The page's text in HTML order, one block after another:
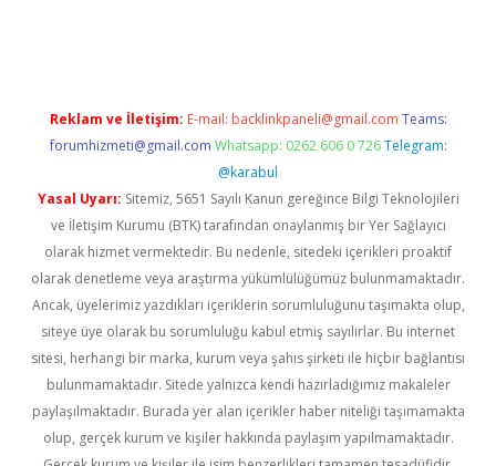
Reklam ve İletişim: E-mail: backlinkpaneli@gmail.com Teams:
forumhizmeti@gmail.com Whatsapp: 0262 606 0 726 Telegram:
@karabul
Yasal Uyarı: Sitemiz, 5651 Sayılı Kanun gereğince Bilgi Teknolojileri
ve İletişim Kurumu (BTK) tarafından onaylanmış bir Yer Sağlayıcı
olarak hizmet vermektedir. Bu nedenle, sitedeki içerikleri proaktif
olarak denetleme veya araştırma yükümlülüğümüz bulunmamaktadır.
Ancak, üyelerimiz yazdıkları içeriklerin sorumluluğunu taşımakta olup,
siteye üye olarak bu sorumluluğu kabul etmiş sayılırlar. Bu internet
sitesi, herhangi bir marka, kurum veya şahıs şirketi ile hiçbir bağlantısı
bulunmamaktadır. Sitede yalnızca kendi hazırladığımız makaleler
paylaşılmaktadır. Burada yer alan içerikler haber niteliği taşımamakta
olup, gerçek kurum ve kişiler hakkında paylaşım yapılmamaktadır.